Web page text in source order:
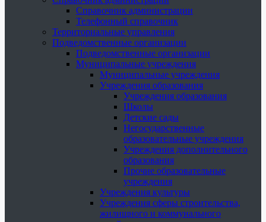
Справочник администрации
Телефонный справочник
Территориальные управления
Подведомственные организации
Подведомственные организации
Муниципальные учреждения
Муниципальные учреждения
Учреждения образования
Учреждения образования
Школы
Детские сады
Негосударственные
образовательные учреждения
Учреждения дополнительного
образования
Прочие образовательные
учреждения
Учреждения культуры
Учреждения сферы строительства,
жилищного и коммунального